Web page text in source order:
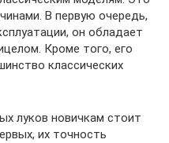
В первую очередь,
он обладает
Кроме того, его
классических
луков новичкам стоит
их точность